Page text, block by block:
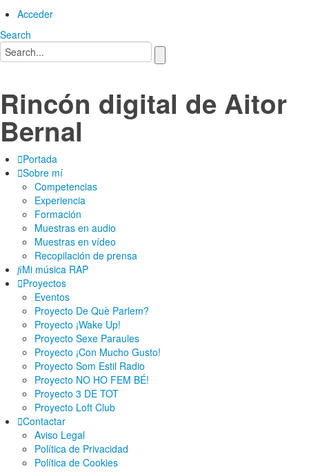
Acceder
Search
Rincón digital de Aitor
Bernal
Portada
Sobre mí
Competencias
Experiencia
Formación
Muestras en audio
Muestras en vídeo
Recopilación de prensa
Mi música RAP
Proyectos
Eventos
Proyecto De Què Parlem?
Proyecto ¡Wake Up!
Proyecto Sexe Paraules
Proyecto ¡Con Mucho Gusto!
Proyecto Som Estil Radio
Proyecto NO HO FEM BÉ!
Proyecto 3 DE TOT
Proyecto Loft Club
Contactar
Aviso Legal
Política de Privacidad
Política de Cookies